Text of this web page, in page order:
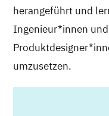
herangeführt und
Ingenieur*innen
umzusetzen.